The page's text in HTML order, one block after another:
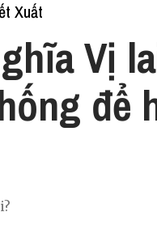
Xuất
Vị
để